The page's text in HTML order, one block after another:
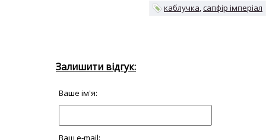
каблучка сапфір імперіал